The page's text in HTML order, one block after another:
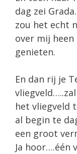
dag zei
zou het echt
over mij heen
genieten.
En dan rij je
het vliegveld
al begin te
een groot
Ja hoor….één